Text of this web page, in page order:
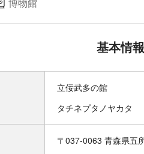
基本情報
立佞武多の館
タチネプタノヤカタ
〒037-0063 青森県五